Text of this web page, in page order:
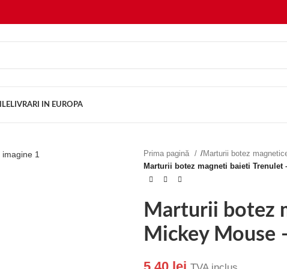
LIVRARI IN EUROPA
Prima pagină /Marturii botez
Marturii botez magneti baieti Trenulet
Marturii botez
Mickey Mouse